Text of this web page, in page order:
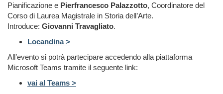
Pianificazione e Pierfrancesco Palazzotto, Coordinatore del
Corso di Laurea Magistrale in Storia dell’Arte.
Introduce: Giovanni Travagliato.
Locandina >
All’evento si potrà partecipare accedendo alla piattaforma
Microsoft Teams tramite il seguente link:
vai al Teams >